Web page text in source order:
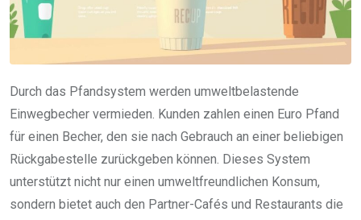
Durch das Pfandsystem werden umweltbelastende
Einwegbecher vermieden. Kunden zahlen einen Euro Pfand
für einen Becher, den sie nach Gebrauch an einer beliebigen
Rückgabestelle zurückgeben können. Dieses System
unterstützt nicht nur einen umweltfreundlichen Konsum,
sondern bietet auch den Partner-Cafés und Restaurants die